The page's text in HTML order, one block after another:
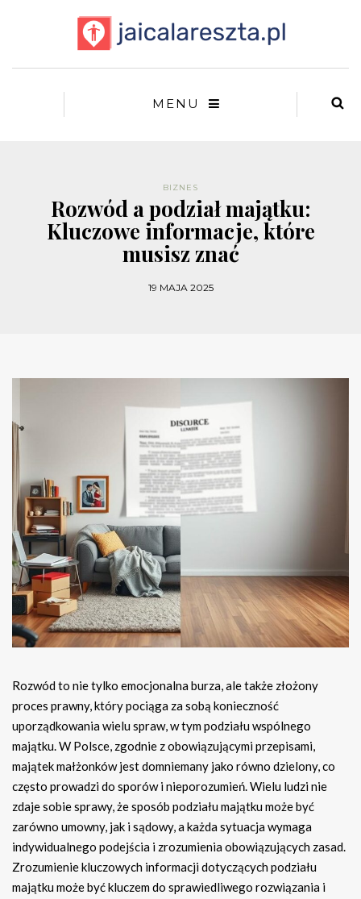
MENU
BIZNES
Rozwód a podział majątku:
Kluczowe informacje, które
musisz znać
19 MAJA 2025
Rozwód to nie tylko emocjonalna burza, ale także złożony
proces prawny, który pociąga za sobą konieczność
uporządkowania wielu spraw, w tym podziału wspólnego
majątku. W Polsce, zgodnie z obowiązującymi przepisami,
majątek małżonków jest domniemany jako równo dzielony, co
często prowadzi do sporów i nieporozumień. Wielu ludzi nie
zdaje sobie sprawy, że sposób podziału majątku może być
zarówno umowny, jak i sądowy, a każda sytuacja wymaga
indywidualnego podejścia i zrozumienia obowiązujących zasad.
Zrozumienie kluczowych informacji dotyczących podziału
majątku może być kluczem do sprawiedliwego rozwiązania i